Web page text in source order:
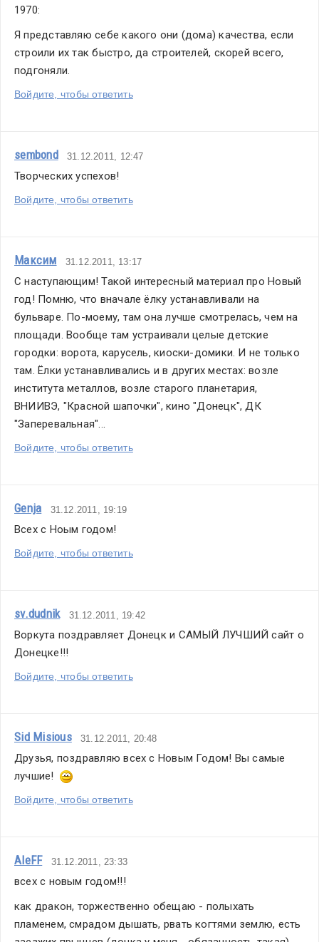
1970:
Я представляю себе какого они (дома) качества, если
строили их так быстро, да строителей, скорей всего,
подгоняли.
Войдите, чтобы ответить
sembond 31.12.2011, 12:47
Творческих успехов!
Войдите, чтобы ответить
Максим 31.12.2011, 13:17
С наступающим! Такой интересный материал про Новый
год! Помню, что вначале ёлку устанавливали на
бульваре. По-моему, там она лучше смотрелась, чем на
площади. Вообще там устраивали целые детские
городки: ворота, карусель, киоски-домики. И не только
там. Ёлки устанавливались и в других местах: возле
института металлов, возле старого планетария,
ВНИИВЭ, "Красной шапочки", кино "Донецк", ДК
"Заперевальная"...
Войдите, чтобы ответить
Genja 31.12.2011, 19:19
Всех с Ноым годом!
Войдите, чтобы ответить
sv.dudnik 31.12.2011, 19:42
Воркута поздравляет Донецк и САМЫЙ ЛУЧШИЙ сайт о
Донецке!!!
Войдите, чтобы ответить
Sid Misious 31.12.2011, 20:48
Друзья, поздравляю всех с Новым Годом! Вы самые
лучшие!
Войдите, чтобы ответить
AleFF 31.12.2011, 23:33
всех с новым годом!!!
как дракон, торжественно обещаю - полыхать
пламенем, смрадом дышать, рвать когтями землю, есть